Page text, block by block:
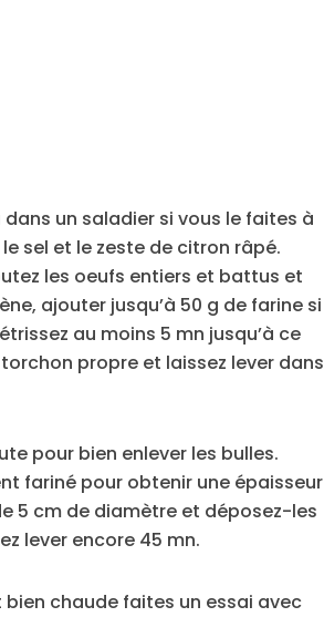
un saladier si vous le faites à
sel et le zeste de citron râpé.
les oeufs entiers et battus et
ajouter jusqu’à 50 g de farine si
au moins 5 mn jusqu’à ce
propre et laissez lever dans
pour bien enlever les bulles.
fariné pour obtenir une épaisseur
5 cm de diamètre et déposez-les
lever encore 45 mn.
bien chaude faites un essai avec